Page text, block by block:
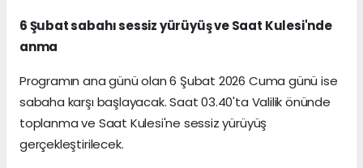
6 Şubat sabahı sessiz yürüyüş ve Saat Kulesi'nde
anma
Programın ana günü olan 6 Şubat 2026 Cuma günü ise
sabaha karşı başlayacak. Saat 03.40'ta Valilik önünde
toplanma ve Saat Kulesi'ne sessiz yürüyüş
gerçekleştirilecek.